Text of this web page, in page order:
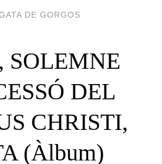
DE GORGOS
SOLEMNE
DEL
CHRISTI,
(Àlbum)